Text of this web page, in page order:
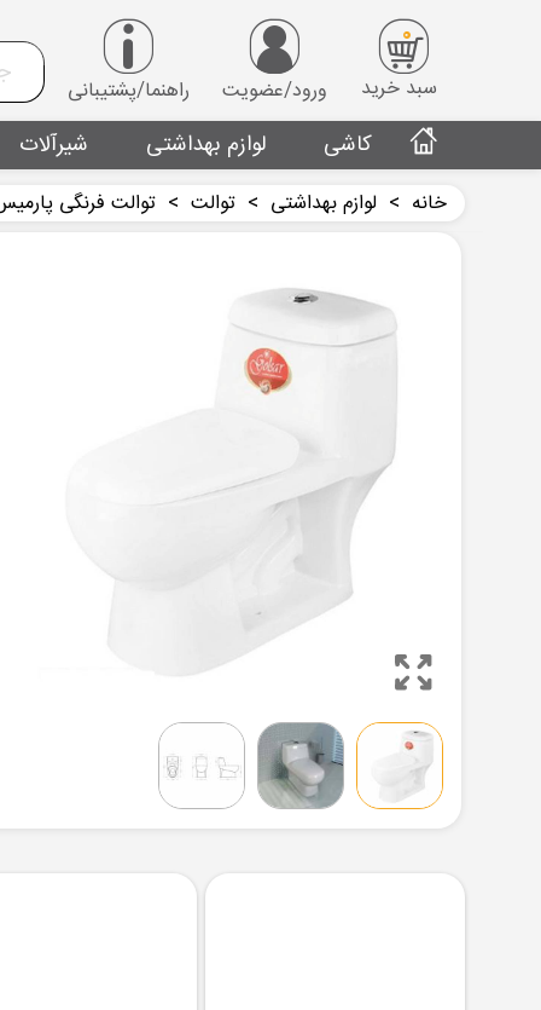
0
سبد خرید
ورود/عضویت راهنما/پشتیبانی
کاشی لوازم بهداشتی شیرآلات
خانه > لوازم بهداشتی > توالت > توالت فرنگی